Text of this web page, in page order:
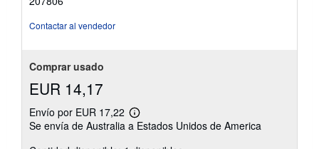
Contactar al vendedor
Comprar usado
EUR 14,17
Envío por EUR 17,22
Más
información
Se envía de Australia a Estados Unidos de America